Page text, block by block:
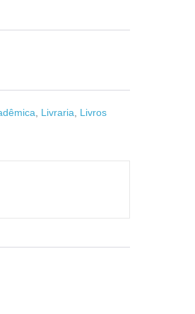
Livraria
Livros